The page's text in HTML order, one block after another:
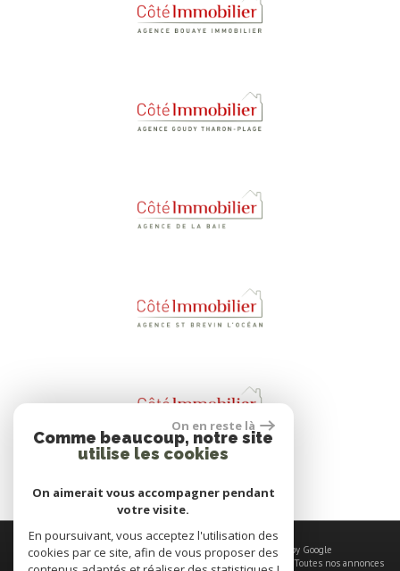
© 2026 | Tous droits réservés | Traduction powered by Google
- Mentions légales - Nos honoraires - Toutes nos annonces
On en reste là
Comme beaucoup, notre site
utilise les cookies
On aimerait vous accompagner pendant
votre visite.
En poursuivant, vous acceptez l'utilisation des
cookies par ce site, afin de vous proposer des